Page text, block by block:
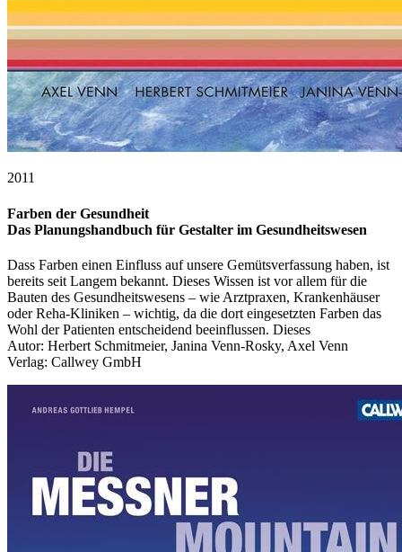
2011
Farben der Gesundheit
Das Planungshandbuch für Gestalter im Gesundheitswesen
Dass Farben einen Einfluss auf unsere Gemütsverfassung haben, ist
bereits seit Langem bekannt. Dieses Wissen ist vor allem für die
Bauten des Gesundheitswesens – wie Arztpraxen, Krankenhäuser
oder Reha-Kliniken – wichtig, da die dort eingesetzten Farben das
Wohl der Patienten entscheidend beeinflussen. Dieses
Autor: Herbert Schmitmeier, Janina Venn-Rosky, Axel Venn
Verlag: Callwey GmbH